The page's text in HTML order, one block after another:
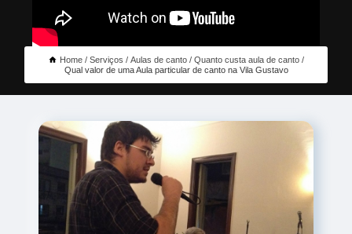
Home Serviços Aulas de canto
Quanto custa aula de canto
Qual valor de uma Aula particular de canto na Vila Gustavo